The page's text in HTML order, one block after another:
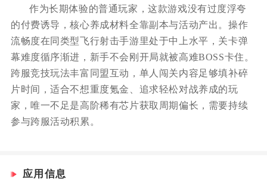
作为长期体验的普通玩家，这款游戏没有过度浮夸
的付费诱导，核心养成材料全靠副本与活动产出。操作
流畅度在同类型飞行射击手游里处于中上水平，关卡弹
幕难度循序渐进，新手不会刚开局就被高难BOSS卡住。
跨服竞技玩法丰富同盟互动，单人闯关内容足够填补碎
片时间，适合不想重度氪金、追求轻松对战养成的玩
家，唯一不足是高阶稀有芯片获取周期偏长，需要持续
参与跨服活动积累。
应用信息